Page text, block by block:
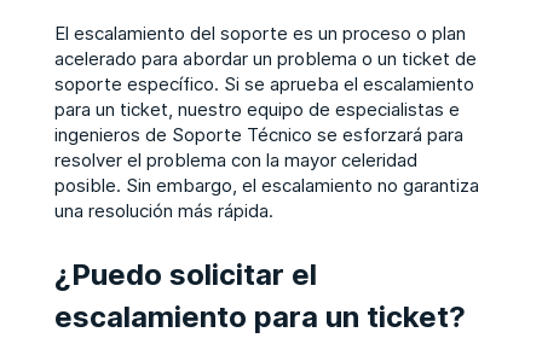
El escalamiento del soporte es un proceso o plan
acelerado para abordar un problema o un ticket de
soporte específico. Si se aprueba el escalamiento
para un ticket, nuestro equipo de especialistas e
ingenieros de Soporte Técnico se esforzará para
resolver el problema con la mayor celeridad
posible. Sin embargo, el escalamiento no garantiza
una resolución más rápida.
¿Puedo solicitar el
escalamiento para un ticket?